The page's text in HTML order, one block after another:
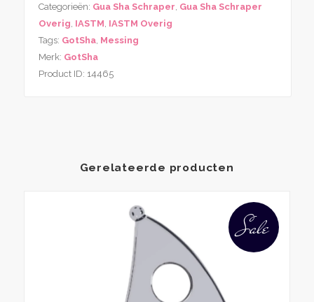
Sha
&
IASTM
Tool
aantal
Categorieën: Gua Sha Schraper Gua Sha Schraper
Overig IASTM IASTM Overig
Tags: GotSha, Messing
Merk: GotSha
Product ID: 14465
Gerelateerde producten
Sale